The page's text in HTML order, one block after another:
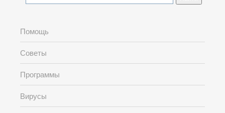
Помощь
Советы
Программы
Вирусы